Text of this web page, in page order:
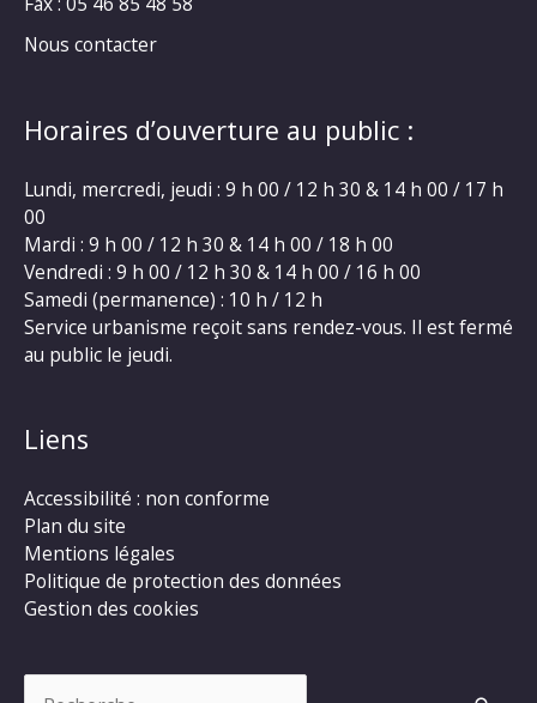
Nous contacter
Horaires d’ouverture au public :
Lundi, mercredi, jeudi : 9 h 00 / 12 h 30 & 14 h 00 / 17 h
00
Mardi : 9 h 00 / 12 h 30 & 14 h 00 / 18 h 00
Vendredi : 9 h 00 / 12 h 30 & 14 h 00 / 16 h 00
Samedi (permanence) : 10 h / 12 h
Service urbanisme reçoit sans rendez-vous. Il est fermé
au public le jeudi.
Liens
Accessibilité : non conforme
Plan du site
Mentions légales
Politique de protection des données
Gestion des cookies